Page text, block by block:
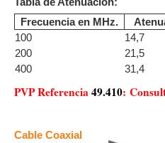
Frecuencia en MHz.
100
14,7
200
21,5
400
31,4
PVP Referencia49.410:
Cable Coaxial